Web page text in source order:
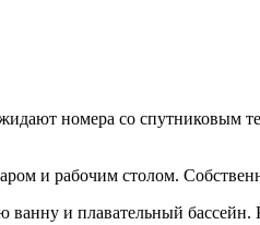
номера со спутниковым
и рабочим столом.
ванну и плавательный